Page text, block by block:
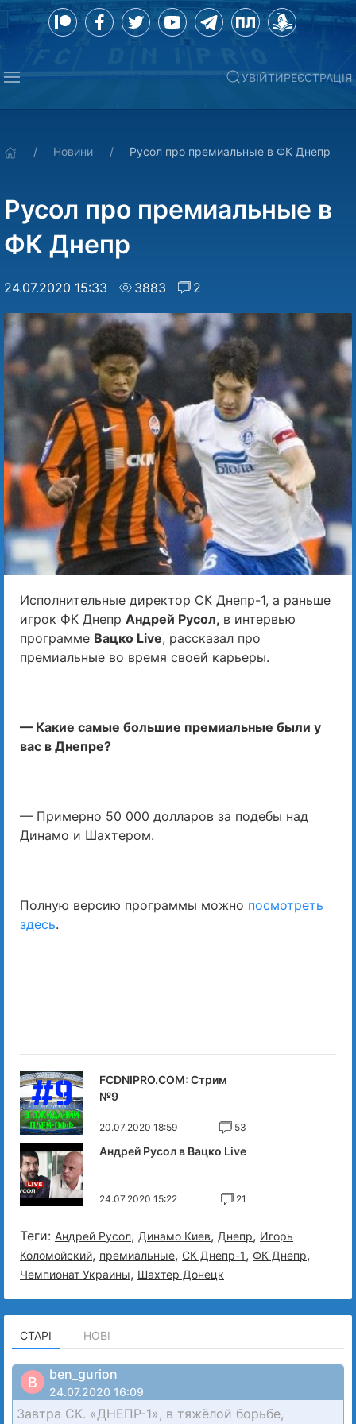
УВІЙТИРЕЄСТРАЦІЯ
Новини Русол про премиальные в ФК Днепр
Русол про премиальные в
ФК Днепр
24.07.2020 15:33 3883 2
Исполнительные директор СК Днепр-1, а раньше
игрок ФК Днепр Андрей Русол, в интервью
программе Вацко Live, рассказал про
премиальные во время своей карьеры.
— Какие самые большие премиальные были у
вас в Днепре?
— Примерно 50 000 долларов за подебы над
Динамо и Шахтером.
Полную версию программы можно посмотреть
здесь.
FCDNIPRO.COM: Стрим
№9
20.07.2020 18:59 53
Андрей Русол в Вацко Live
24.07.2020 15:22 21
Теги: Андрей Русол, Динамо Киев, Днепр, Игорь
Коломойский, премиальные, СК Днепр-1, ФК Днепр,
Чемпионат Украины, Шахтер Донецк
СТАРІ НОВІ
B ben_gurion
24.07.2020 16:09
Завтра СК. «ДНЕПР-1», в тяжёлой борьбе,